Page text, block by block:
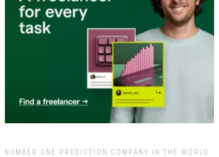
NUMBER ONE PREDICTION COMPANY IN THE WORLD